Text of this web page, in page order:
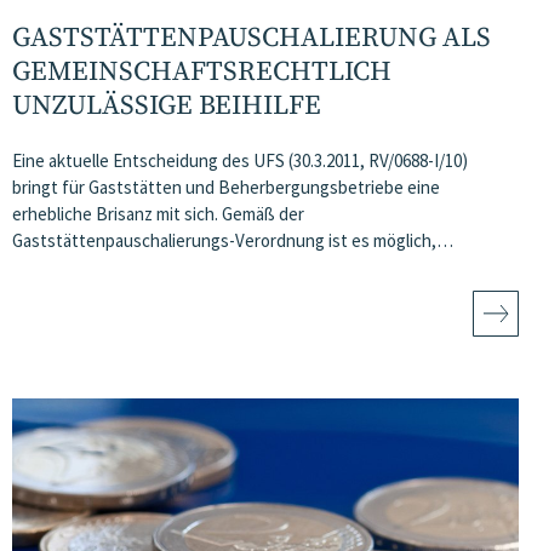
GASTSTÄTTENPAUSCHALIERUNG ALS
GEMEINSCHAFTSRECHTLICH
UNZULÄSSIGE BEIHILFE
Eine aktuelle Entscheidung des UFS (30.3.2011, RV/0688-I/10)
bringt für Gaststätten und Beherbergungsbetriebe eine
erhebliche Brisanz mit sich. Gemäß der
Gaststättenpauschalierungs-Verordnung ist es möglich,…